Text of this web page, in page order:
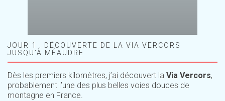
JOUR 1 : DÉCOUVERTE DE LA VIA VERCORS
JUSQU’À MÉAUDRE
Dès les premiers kilomètres, j’ai découvert la Via Vercors,
probablement l’une des plus belles voies douces de
montagne en France.